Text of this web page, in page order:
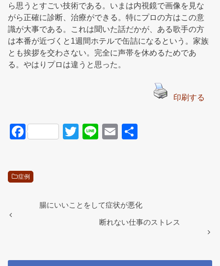
ら思うとすごい技術である。いまは内視鏡で画像を見な
がら正確に診断、治療ができる。特にプロの方はこの意
識が大事である。これは聞いた話だかが、ある歌手の方
は本番が近づくと1週間ホテルで缶詰になるという。家族
とも挨拶を交わさない。完全に声帯を休めるためであ
る。やはりプロは違うと思った。
印刷する
F
e
T
Li
E
症例
腸にいいことをして症状が悪化
断れない仕事のストレス